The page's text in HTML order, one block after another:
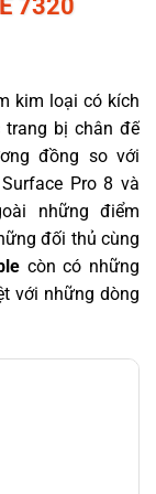
kim loại có kích
bị chân đế
đồng so với
Pro 8 và
những điểm
đối thủ cùng
còn có những
với những dòng